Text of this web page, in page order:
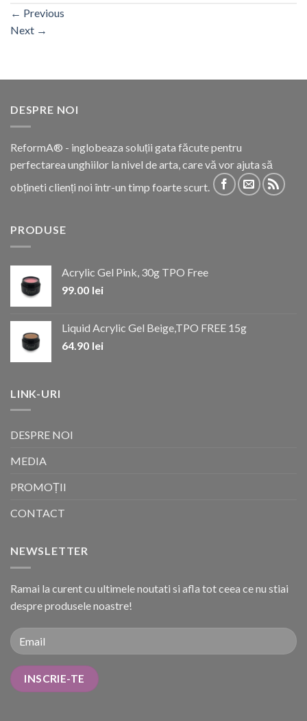
← Previous
Next →
DESPRE NOI
ReformA® - inglobeaza soluții gata făcute pentru
perfectarea unghiilor la nivel de arta, care vă vor ajuta să
obțineti clienți noi într-un timp foarte scurt.
PRODUSE
Acrylic Gel Pink, 30g TPO Free
99.00 lei
Liquid Acrylic Gel Beige,TPO FREE 15g
64.90 lei
LINK-URI
DESPRE NOI
MEDIA
PROMOȚII
CONTACT
NEWSLETTER
Ramai la curent cu ultimele noutati si afla tot ceea ce nu stiai
despre produsele noastre!